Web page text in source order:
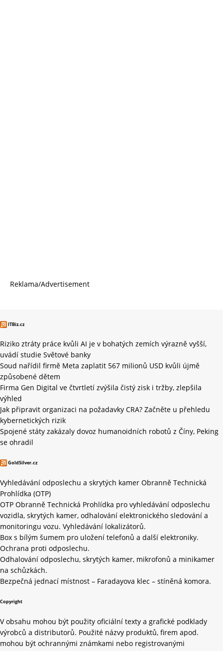
Reklama/Advertisement
ITBiz.cz
Riziko ztráty práce kvůli AI je v bohatých zemích výrazně vyšší,
uvádí studie Světové banky
Soud nařídil firmě Meta zaplatit 567 milionů USD kvůli újmě
způsobené dětem
Firma Gen Digital ve čtvrtletí zvýšila čistý zisk i tržby, zlepšila
výhled
Jak připravit organizaci na požadavky CRA? Začněte u přehledu
kybernetických rizik
Spojené státy zakázaly dovoz humanoidních robotů z Číny, Peking
se ohradil
GoldSilver.cz
Vyhledávání odposlechu a skrytých kamer Obranně Technická
Prohlídka (OTP)
OTP Obranně Technická Prohlídka pro vyhledávání odposlechu
vozidla, skrytých kamer, odhalování elektronického sledování a
monitoringu vozu. Vyhledávání lokalizátorů.
Box s bílým šumem pro uložení telefonů a další elektroniky.
Ochrana proti odposlechu.
Odhalování odposlechu, skrytých kamer, mikrofonů a minikamer
na schůzkách.
Bezpečná jednací místnost – Faradayova klec – stíněná komora.
Copyright
V obsahu mohou být použity oficiální texty a grafické podklady
výrobců a distributorů. Použité názvy produktů, firem apod.
mohou být ochrannými známkami nebo registrovanými